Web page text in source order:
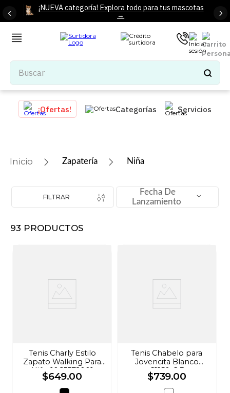
¡NUEVA categoría! Explora todo para tus mascotas
→
Buscar
TÉRMINOS MÁS BUSCADOS
1.
tenis mujer
iphone
5.
tenis
¡Ofertas! Categorías Servicios
Zapatería Niña
FILTRAR
Fecha De
Lanzamiento
93 PRODUCTOS
Tenis Charly Estilo
Zapato Walking Para
Niña 1065572001
$649.00
Tenis Chabelo para
Jovencita Blanco
C1150-C-3
$739.00